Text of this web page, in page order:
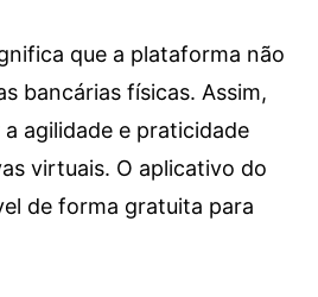
que a plataforma não
bancárias físicas. Assim,
agilidade e praticidade
virtuais. O aplicativo do
de forma gratuita para